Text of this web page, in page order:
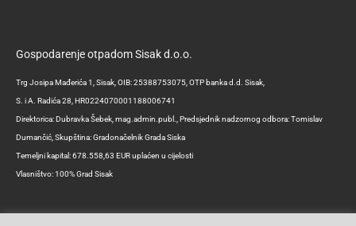
Gospodarenje otpadom Sisak d.o.o.
Trg Josipa Mađerića 1, Sisak, OIB: 25388753075, OTP banka d.d. Sisak,
S. i A. Radića 28, HR0224070001188006741
Direktorica: Dubravka Šebek, mag.admin.publ., Predsjednik nadzornog odbora: Tomislav
Dumančić, Skupština: Gradonačelnik Grada Siska
Temeljni kapital: 678.558,63 EUR uplaćen u cijelosti
Vlasništvo: 100% Grad Sisak